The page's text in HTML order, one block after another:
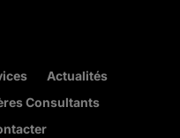
Actualités
Consultants